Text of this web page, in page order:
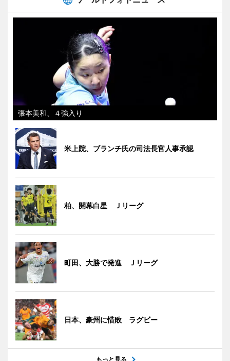
張本美和、４強入り
米上院、ブランチ氏の司法長官人事承認
柏、開幕白星 Ｊリーグ
町田、大勝で発進 Ｊリーグ
日本、豪州に惜敗 ラグビー
もっと見る